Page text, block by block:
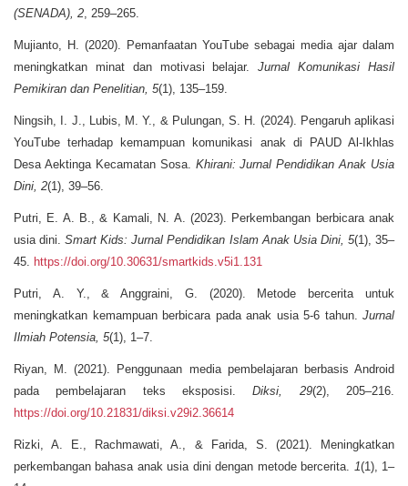
(SENADA), 2, 259–265.
Mujianto, H. (2020). Pemanfaatan YouTube sebagai media ajar dalam
meningkatkan minat dan motivasi belajar.Jurnal Komunikasi Hasil
Pemikiran dan Penelitian, 5(1), 135–159.
Ningsih, I. J., Lubis, M. Y., & Pulungan, S. H. (2024). Pengaruh aplikasi
YouTube terhadap kemampuan komunikasi anak di PAUD Al-Ikhlas
Desa Aektinga Kecamatan Sosa. Khirani: Jurnal Pendidikan Anak Usia
Dini, 2(1), 39–56.
Putri, E. A. B., & Kamali, N. A. (2023). Perkembangan berbicara anak
usia dini.Smart Kids: Jurnal Pendidikan Islam Anak Usia Dini, 5(1), 35–
45. https://doi.org/10.30631/smartkids.v5i1.131
Putri, A. Y., & Anggraini, G. (2020). Metode bercerita untuk
meningkatkan kemampuan berbicara pada anak usia 5-6 tahun. Jurnal
Ilmiah Potensia, 5(1), 1–7.
Riyan, M. (2021). Penggunaan media pembelajaran berbasis Android
pada pembelajaran teks eksposisi.Diksi, 29(2), 205–216.
https://doi.org/10.21831/diksi.v29i2.36614
Rizki, A. E., Rachmawati, A., & Farida, S. (2021). Meningkatkan
perkembangan bahasa anak usia dini dengan metode bercerita. 1(1), 1–